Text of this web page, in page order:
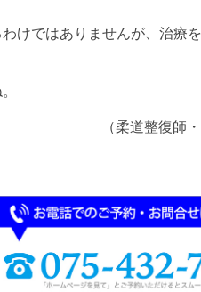
けではありませんが、治療
（柔道整復師